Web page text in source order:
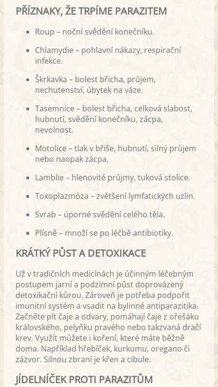
PŘÍZNAKY, ŽE TRPÍME PARAZITEM
Roup – noční svědění konečníku.
Chlamydie – pohlavní nákazy, respirační
infekce.
Škrkavka – bolest břicha, průjem,
nechutenství, úbytek na váze.
Tasemnice – bolest břicha, celková slabost,
hubnutí, svědění konečníku, zácpa,
nevolnost.
Motolice – tlak v břiše, hubnutí, silný průjem
nebo naopak zácpa.
Lamblie – hlenovité průjmy, tuková stolice.
Toxoplazmóza – zvětšení lymfatických uzlin.
Svrab – úporné svědění celého těla.
Plísně – množí se po léčbě antibiotiky.
KRÁTKÝ PŮST A DETOXIKACE
Už v tradičních medicínách je účinným léčebným
postupem jarní a podzimní půst doprovázený
detoxikační kůrou. Zároveň je potřeba podpořit
imunitní systém a vsadit na bylinné antiparazitika.
Začněte pít čaje a odvary, pomáhají čaje z ořešáku
královského, pelyňku pravého nebo takzvaná dračí
krev. Využít můžete i koření, které máte běžně
doma. Například hřebíček, kurkumu, oregano či
zázvor. Silnou zbraní je křen a cibule.
JÍDELNÍČEK PROTI PARAZITŮM